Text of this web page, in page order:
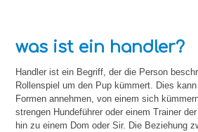
was ist ein handler?
Handler ist ein Begriff, der die Person
Rollenspiel um den Pup kümmert. Dies
Formen annehmen, von einem sich
strengen Hundeführer oder einem Trainer
hin zu einem Dom oder Sir. Die Beziehung